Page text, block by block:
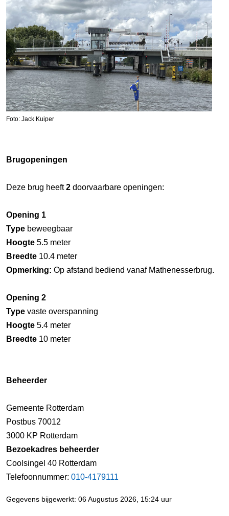
Foto: Jack Kuiper
Brugopeningen
Deze brug heeft2 doorvaarbare openingen:
Opening 1
Type beweegbaar
Hoogte 5.5 meter
Breedte 10.4 meter
Opmerking: Op afstand bediend vanaf Mathenesserbrug.
Opening 2
Type vaste overspanning
Hoogte 5.4 meter
Breedte 10 meter
Beheerder
Gemeente Rotterdam
Postbus 70012
3000 KP Rotterdam
Bezoekadres beheerder
Coolsingel 40 Rotterdam
Telefoonnummer: 010-4179111
Gegevens bijgewerkt: 06 Augustus 2026, 15:24 uur